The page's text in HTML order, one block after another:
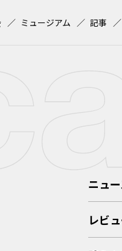
ミュージアム 記事
ニュ
レビ